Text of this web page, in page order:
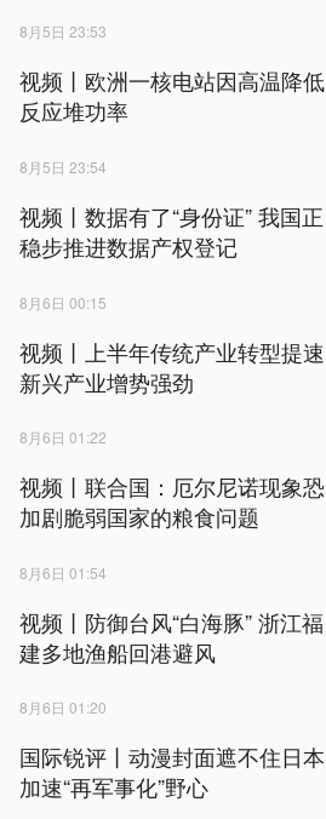
8月5日 23:53
视频丨欧洲一核电站因高温降低
反应堆功率
8月5日 23:54
视频丨数据有了“身份证” 我国正
稳步推进数据产权登记
8月6日 00:15
视频丨上半年传统产业转型提速
新兴产业增势强劲
8月6日 01:22
视频丨联合国：厄尔尼诺现象恐
加剧脆弱国家的粮食问题
8月6日 01:54
视频丨防御台风“白海豚” 浙江福
建多地渔船回港避风
8月6日 01:20
国际锐评丨动漫封面遮不住日本
加速“再军事化”野心